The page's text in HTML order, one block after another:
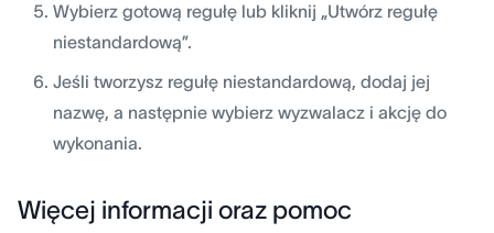
Wybierz gotową regułę lub kliknij „Utwórz regułę
niestandardową”.
Jeśli tworzysz regułę niestandardową, dodaj jej
nazwę, a następnie wybierz wyzwalacz i akcję do
wykonania.
Więcej informacji oraz pomoc